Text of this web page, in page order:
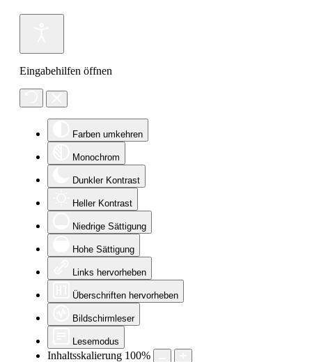
Eingabehilfen öffnen
Farben umkehren
Monochrom
Dunkler Kontrast
Heller Kontrast
Niedrige Sättigung
Hohe Sättigung
Links hervorheben
Überschriften hervorheben
Bildschirmleser
Lesemodus
Inhaltsskalierung 100%